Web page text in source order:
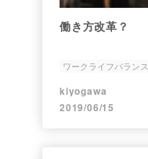
働き方改革？
ワークライフバランス
副業
kiyogawa
2019/06/15